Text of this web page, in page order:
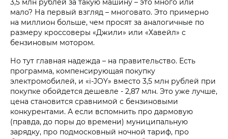
мало? На первый взгляд – многовато. Это примерно
на миллион больше, чем просят за аналогичные по
размеру кроссоверы «Джили» или «Хавейл» с
бензиновым мотором.
Но тут главная надежда – на правительство. Есть
программа, компенсирующая покупку
электромобилей, и «i‑JOY» вместо 3,5 млн рублей при
покупке обойдется дешевле - 2,87 млн. Это уже лучше,
цена становится сравнимой с бензиновыми
конкурентами. А если вспомнить про дармовую
(правда, до поры до времени) муниципальную
зарядку, про подмосковный ночной тариф, про